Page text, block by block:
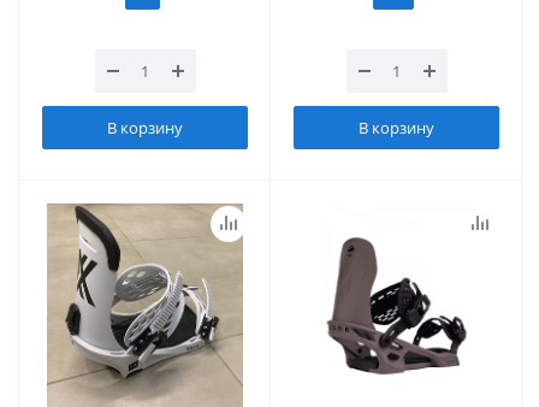
В корзину В корзину